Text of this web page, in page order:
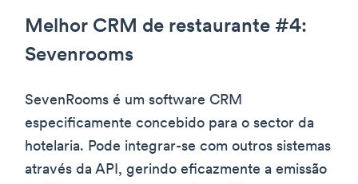
Melhor CRM de restaurante #4:
Sevenrooms
SevenRooms é um software CRM
especificamente concebido para o sector da
hotelaria. Pode integrar-se com outros sistemas
através da API, gerindo eficazmente a emissão